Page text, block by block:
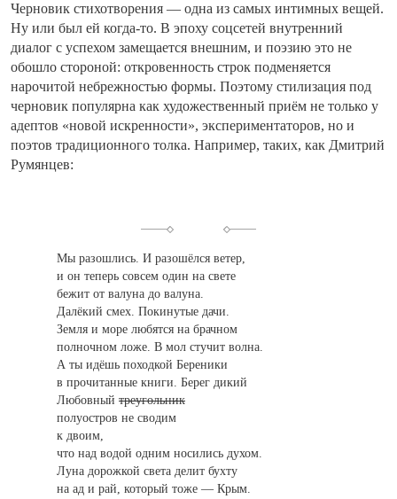
Черновик стихотворения — одна из самых интимных вещей.
Ну или был ей когда-то. В эпоху соцсетей внутренний
диалог с успехом замещается внешним, и поэзию это не
обошло стороной: откровенность строк подменяется
нарочитой небрежностью формы. Поэтому стилизация под
черновик популярна как художественный приём не только у
адептов «новой искренности», экспериментаторов, но и
поэтов традиционного толка. Например, таких, как Дмитрий
Румянцев:
Мы разошлись. И разошёлся ветер,
и он теперь совсем один на свете
бежит от валуна до валуна.
Далёкий смех. Покинутые дачи.
Земля и море любятся на брачном
полночном ложе. В мол стучит волна.
А ты идёшь походкой Береники
в прочитанные книги. Берег дикий
Любовный треугольник
полуостров не сводим
к двоим,
что над водой одним носились духом.
Луна дорожкой света делит бухту
на ад и рай, который тоже — Крым.